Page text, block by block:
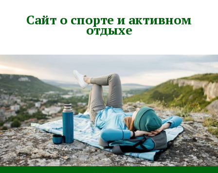
Сайт о спорте и активном
отдыхе